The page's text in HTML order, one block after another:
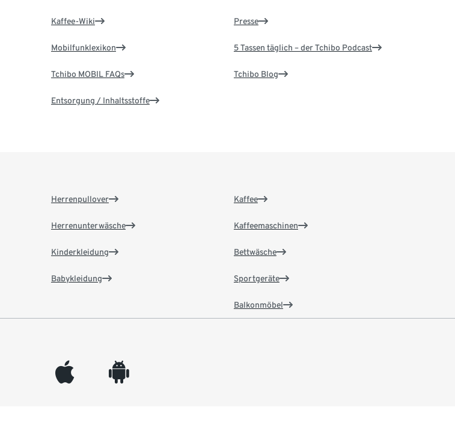
Kaffee-Wiki
Mobilfunklexikon
Tchibo MOBIL FAQs
Entsorgung / Inhaltsstoffe
Presse
5 Tassen täglich – der Tchibo Podcast
Tchibo Blog
Herrenpullover
Herrenunterwäsche
Kinderkleidung
Babykleidung
Kaffee
Kaffeemaschinen
Bettwäsche
Sportgeräte
Balkonmöbel
appleinc android